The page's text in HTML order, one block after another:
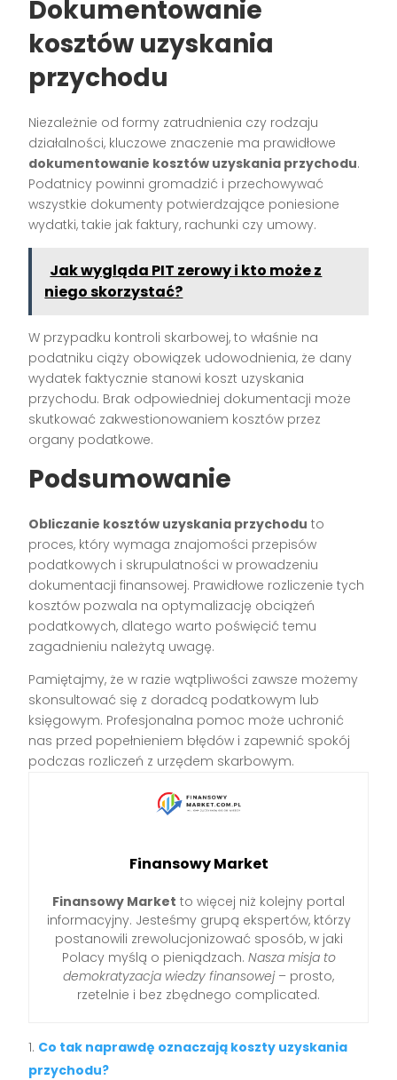
Dokumentowanie
kosztów uzyskania
przychodu
Niezależnie od formy zatrudnienia czy rodzaju
działalności, kluczowe znaczenie ma prawidłowe
dokumentowanie kosztów uzyskania przychodu.
Podatnicy powinni gromadzić i przechowywać
wszystkie dokumenty potwierdzające poniesione
wydatki, takie jak faktury, rachunki czy umowy.
Jak wygląda PIT zerowy i kto może z
niego skorzystać?
W przypadku kontroli skarbowej, to właśnie na
podatniku ciąży obowiązek udowodnienia, że dany
wydatek faktycznie stanowi koszt uzyskania
przychodu. Brak odpowiedniej dokumentacji może
skutkować zakwestionowaniem kosztów przez
organy podatkowe.
Podsumowanie
Obliczanie kosztów uzyskania przychodu to
proces, który wymaga znajomości przepisów
podatkowych i skrupulatności w prowadzeniu
dokumentacji finansowej. Prawidłowe rozliczenie tych
kosztów pozwala na optymalizację obciążeń
podatkowych, dlatego warto poświęcić temu
zagadnieniu należytą uwagę.
Pamiętajmy, że w razie wątpliwości zawsze możemy
skonsultować się z doradcą podatkowym lub
księgowym. Profesjonalna pomoc może uchronić
nas przed popełnieniem błędów i zapewnić spokój
podczas rozliczeń z urzędem skarbowym.
Finansowy Market
Finansowy Market to więcej niż kolejny portal
informacyjny. Jesteśmy grupą ekspertów, którzy
postanowili zrewolucjonizować sposób, w jaki
Polacy myślą o pieniądzach. Nasza misja to
demokratyzacja wiedzy finansowej– prosto,
rzetelnie i bez zbędnego complicated.
Co tak naprawdę oznaczają koszty uzyskania
przychodu?